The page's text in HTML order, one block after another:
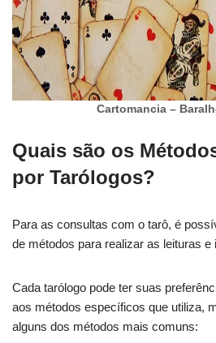
Cartomancia –
Quais são os
por Tarólogos?
Para as consultas com o tarô, é
de métodos para realizar as leituras e
Cada tarólogo pode ter suas
aos métodos específicos que utiliza,
alguns dos métodos mais comuns: